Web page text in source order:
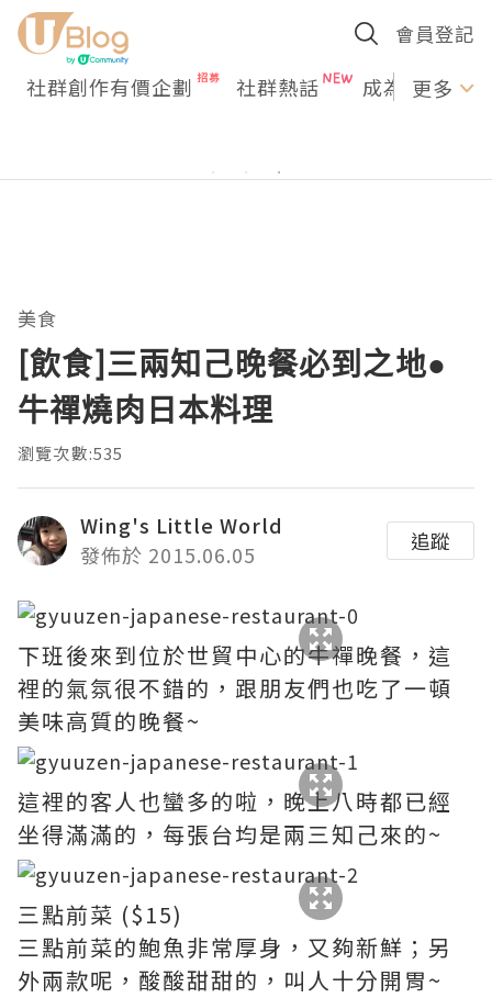
會員登記
社群創作有價企劃 社群熱話 成為U更多
美食
[飲食]三兩知己晚餐必到之地●
牛禪燒肉日本料理
瀏覽次數:535
Wing's Little World
發佈於 2015.06.05
追蹤
下班後來到位於世貿中心的牛禪晚餐，這
裡的氣氛很不錯的，跟朋友們也吃了一頓
美味高質的晚餐~
這裡的客人也蠻多的啦，晚上八時都已經
坐得滿滿的，每張台均是兩三知己來的~
三點前菜 ($15)
三點前菜的鮑魚非常厚身，又夠新鮮；另
外兩款呢，酸酸甜甜的，叫人十分開胃~